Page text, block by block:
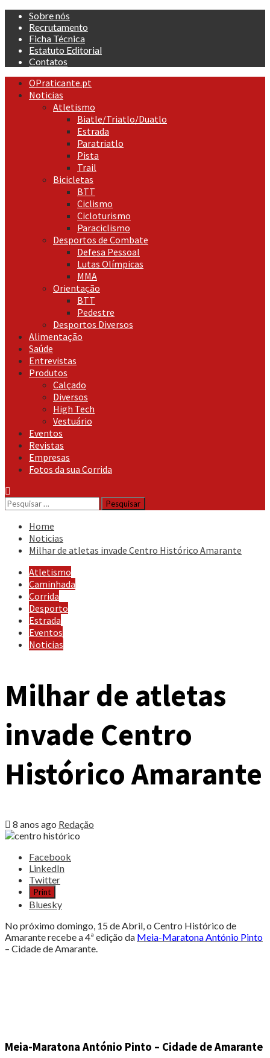
Skip
content
Sobre nós
Recrutamento
Ficha Técnica
Estatuto Editorial
Contatos
Primary
Menu
OPraticante.pt
Noticias
Atletismo
Biatle/Triatlo/Duatlo
Estrada
Paratriatlo
Pista
Trail
Bicicletas
BTT
Ciclismo
Cicloturismo
Paraciclismo
Desportos de Combate
Defesa Pessoal
Lutas Olímpicas
MMA
Orientação
BTT
Pedestre
Desportos Diversos
Alimentação
Saúde
Entrevistas
Produtos
Calçado
Diversos
High Tech
Vestuário
Eventos
Revistas
Empresas
Fotos da sua Corrida
Pesquisar
por:
Home
Noticias
Milhar de atletas invade Centro Histórico Amarante
Atletismo
Caminhada
Corrida
Desporto
Estrada
Eventos
Noticias
Milhar de atletas
invade Centro
Histórico Amarante
8 anos ago Redação
Share
post
"Milhar
atletas
invade
Centro
Histórico
Facebook
LinkedIn
Twitter
Print
Bluesky
No próximo domingo, 15 de Abril, o Centro Histórico de
Amarante recebe a 4ª edição da Meia-Maratona António Pinto
– Cidade de Amarante.
Meia-Maratona António Pinto – Cidade de Amarante